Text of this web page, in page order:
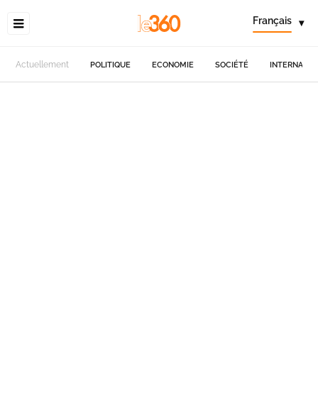
Français ▾
Actuellement POLITIQUE ECONOMIE SOCIÉTÉ